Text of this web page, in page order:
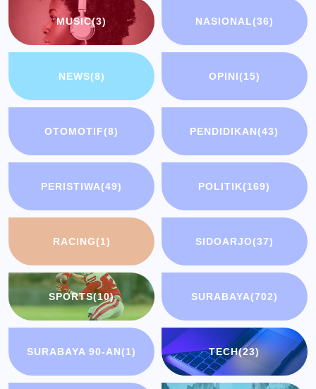
MUSIC(3) NASIONAL(36)
NEWS(8) OPINI(15)
OTOMOTIF(8) PENDIDIKAN(43)
PERISTIWA(49) POLITIK(169)
RACING(1) SIDOARJO(37)
SPORTS(10) SURABAYA(702)
SURABAYA 90-AN(1) TECH(23)